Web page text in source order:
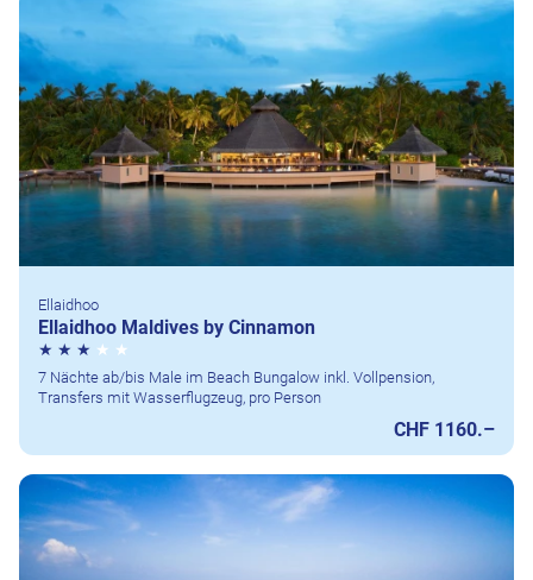
Ellaidhoo
Ellaidhoo Maldives by Cinnamon
7 Nächte ab/bis Male im Beach Bungalow inkl. Vollpension,
Transfers mit Wasserflugzeug, pro Person
CHF 1160.–